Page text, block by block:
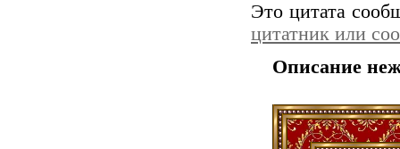
Это цитата
цитатник или
Описание